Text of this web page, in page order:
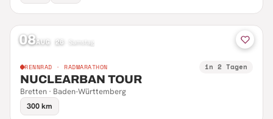
08AUG 26 Samstag
RENNRAD · RADMARATHON in 2 Tagen
NUCLEARBAN TOUR
Bretten · Baden-Württemberg
300 km